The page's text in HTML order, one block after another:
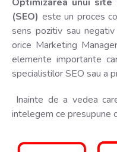
(SEO) este un proces
sens pozitiv sau
orice Marketing
elemente importante
specialistilor SEO sau a
Inainte de a vedea
intelegem ce presupune